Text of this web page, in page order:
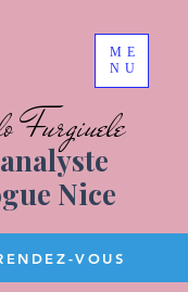
Furgiuele
Nice
VOUS
ME
NU